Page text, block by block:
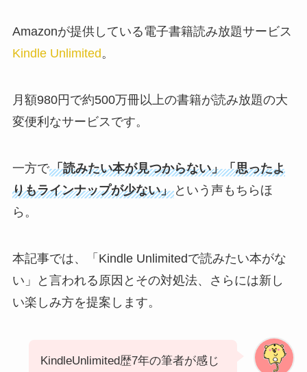
Amazonが提供している電子書籍読み放題サービス
Kindle Unlimited。
月額980円で約500万冊以上の書籍が読み放題の大
変便利なサービスです。
一方で「読みたい本が見つからない」「思ったよ
りもラインナップが少ない」という声もちらほ
ら。
本記事では、「Kindle Unlimitedで読みたい本がな
い」と言われる原因とその対処法、さらには新し
い楽しみ方を提案します。
KindleUnlimited歴7年の筆者が感じ